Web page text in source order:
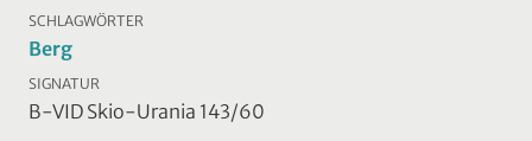
SCHLAGWÖRTER
Berg
SIGNATUR
B-VID Skio-Urania 143/60